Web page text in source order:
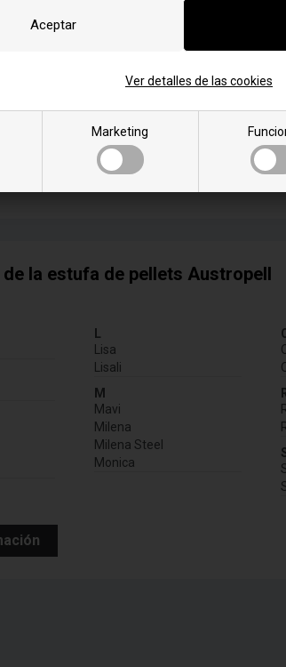
Marketing
Ver detalles de las cookies
la estufa de pellets Austropell
L
Lisa
Lisali
M
Mavi
Milena
Milena Steel
Monica